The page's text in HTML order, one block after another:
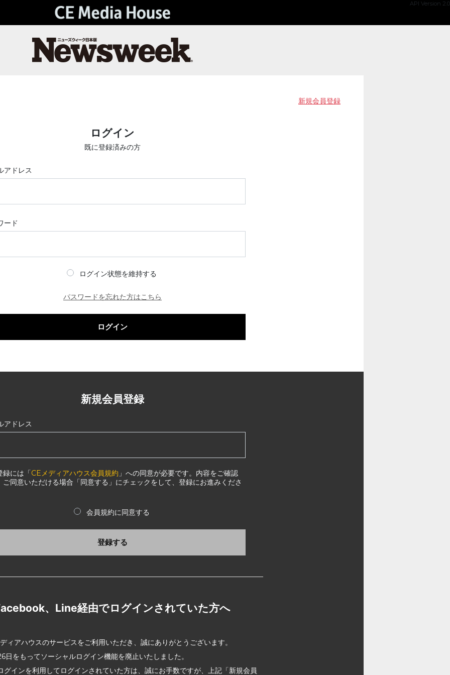
API Version 2.0
新規会員登録
ログイン
既に登録済みの方
アドレス
ード
ログイン状態を維持する
パスワードを忘れた方はこちら
ログイン
新規会員登録
アドレス
録には「CEメディアハウス会員規約 」への同意が必要です。内容をご確認
ご同意いただける場合「同意する」にチェックをして、登録にお進みくださ
会員規約に同意する
登録する
、Line経由でログインされていた方へ
ィアハウスのサービスをご利用いただき、誠にありがとうございます。
日をもってソーシャルログイン機能を廃止いたしました。
グインを利用してログインされていた方は、誠にお手数ですが、上記「新規会員